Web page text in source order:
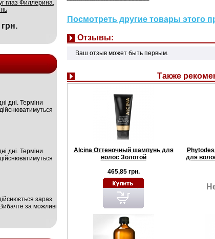
глаз Филлерина,
дні. Терміни
дні. Терміни
зараз
за можливі
Посмотреть другие товары этого
Отзывы:
Ваш отзыв может быть первым.
Также
Alcina Оттеночный шампунь для
волос Золотой
465,85 грн.
для